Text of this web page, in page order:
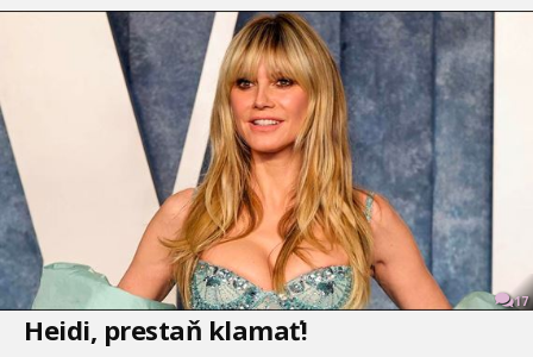
17
Heidi, prestaň klamať!